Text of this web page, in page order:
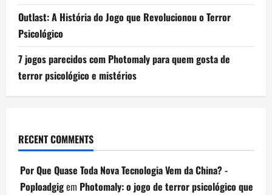
Outlast: A História do Jogo que Revolucionou o Terror
Psicológico
7 jogos parecidos com Photomaly para quem gosta de
terror psicológico e mistérios
RECENT COMMENTS
Por Que Quase Toda Nova Tecnologia Vem da China? -
Poploadgigem Photomaly: o jogo de terror psicológico que